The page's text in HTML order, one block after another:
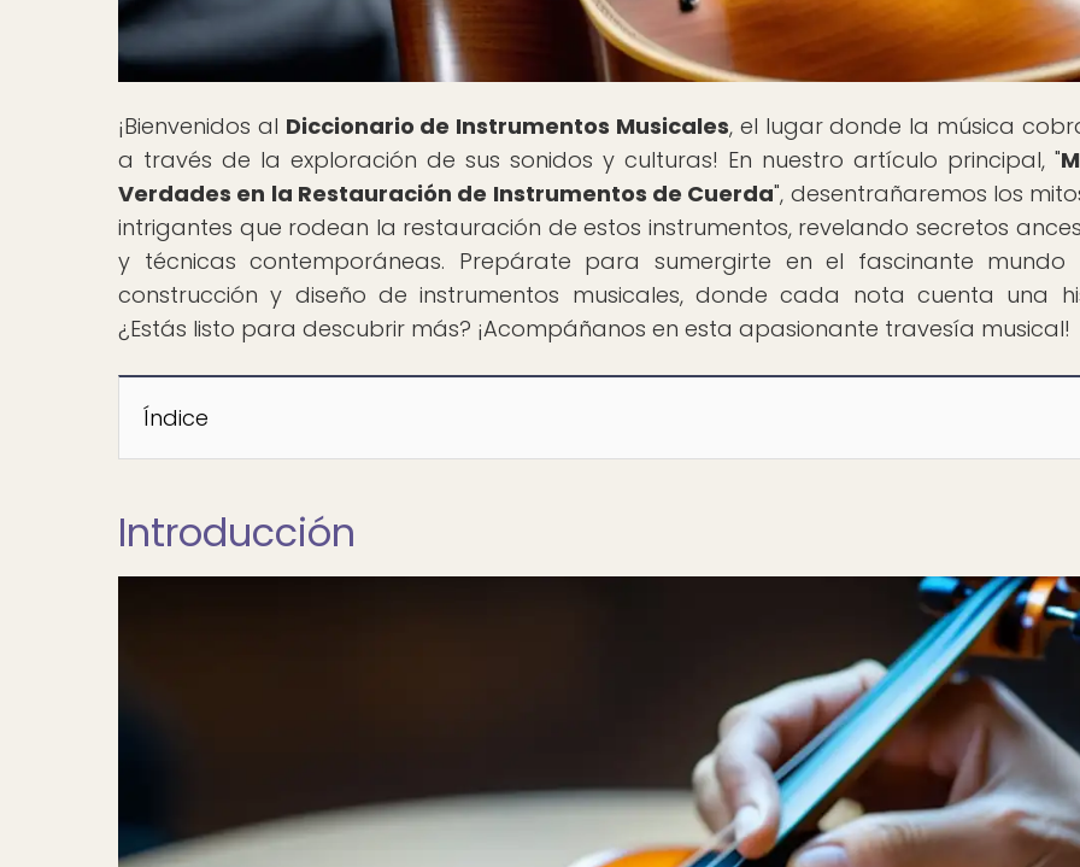
¡Bienvenidos al Diccionario de Instrumentos Musicales, el lugar donde la música
a través de la exploración de sus sonidos y culturas! En nuestro artículo principal, "
Verdades en la Restauración de Instrumentos de Cuerda", desentrañaremos los
intrigantes que rodean la restauración de estos instrumentos, revelando secretos
y técnicas contemporáneas. Prepárate para sumergirte en el fascinante
construcción y diseño de instrumentos musicales, donde cada nota cuenta una
¿Estás listo para descubrir más? ¡Acompáñanos en esta apasionante travesía musical!
Índice
Introducción